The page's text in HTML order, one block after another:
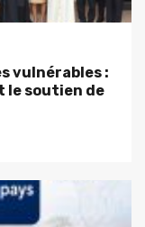
vulnérables :
le soutien de